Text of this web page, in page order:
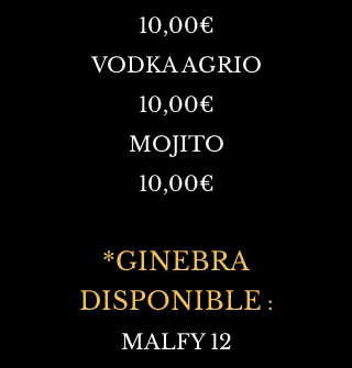
10,00€
VODKA AGRIO
10,00€
MOJITO
10,00€
*GINEBRA
DISPONIBLE :
MALFY 12